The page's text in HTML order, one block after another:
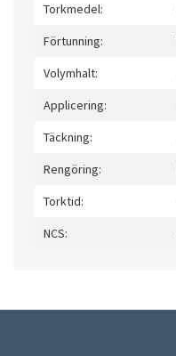
Torkmedel:
Förtunning:
Volymhalt:
Applicering:
Täckning:
Rengöring:
Torktid:
NCS: